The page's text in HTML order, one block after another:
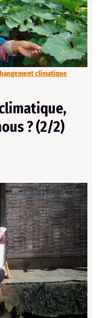
climatique
? (2/2)